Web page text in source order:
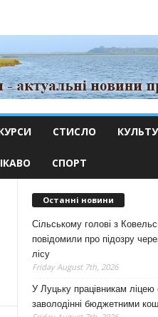
СТИСЛО
СПОРТ
Останні новини
Сільському голові з
повідомили про підозру
лісу
Friday August 7th, 2026
У Луцьку працівникам ліцею
заволодінні бюджетними